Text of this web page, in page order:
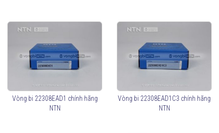
Vòng bi 22308EAD1 chính hãng
NTN
Vòng bi 22308EAD1C3 chính hãng
NTN